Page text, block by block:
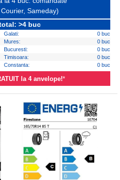
Sameday)
>4 buc
Galati:
0 buc
Mures:
0 buc
Bucuresti:
0 buc
Timisoara:
0 buc
Constanta: 0 buc
la 4 anvelope!*